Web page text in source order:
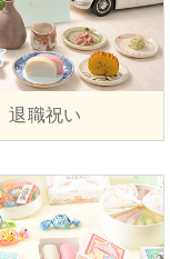
退職祝い